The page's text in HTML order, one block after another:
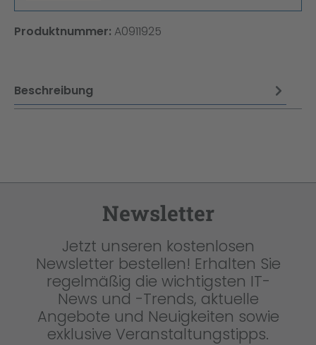
Produktnummer: A0911925
Beschreibung
Newsletter
Jetzt unseren kostenlosen
Newsletter bestellen! Erhalten Sie
regelmäßig die wichtigsten IT-
News und -Trends, aktuelle
Angebote und Neuigkeiten sowie
exklusive Veranstaltungstipps.